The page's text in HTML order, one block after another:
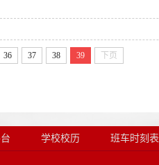
36 37 38 39 下页
学校校历 班车时刻表